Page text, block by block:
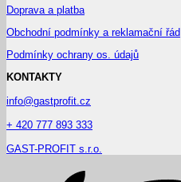
Doprava a platba
Obchodní podmínky a reklamační řád
Podmínky ochrany os. údajů
KONTAKTY
info@gastprofit.cz
+ 420 777 893 333
GAST-PROFIT s.r.o.